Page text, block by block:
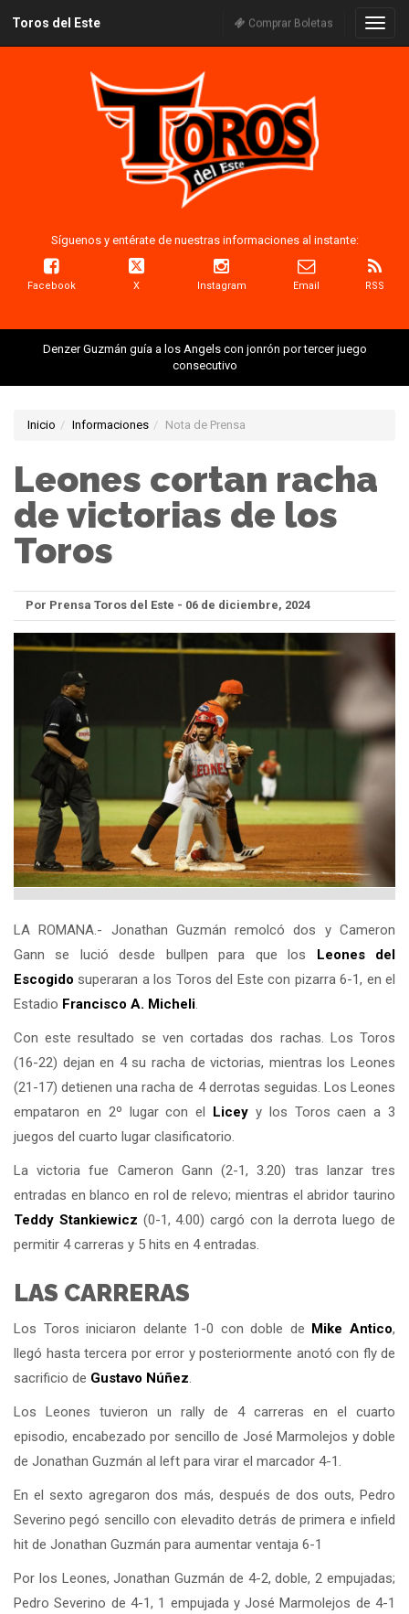
Toros del Este Comprar Boletas
Síguenos y entérate de nuestras informaciones al instante:
Facebook X Instagram Email RSS
Denzer Guzmán guía a los Angels con jonrón por tercer juego
consecutivo
Inicio Informaciones Nota de Prensa
Leones cortan racha
de victorias de los
Toros
Por Prensa Toros del Este - 06 de diciembre, 2024
LA ROMANA.- Jonathan Guzmán remolcó dos y Cameron
Gann se lució desde bullpen para que los
Leones del
Escogido superaran a los Toros del Este con pizarra 6-1, en el
Estadio Francisco A. Micheli.
Con este resultado se ven cortadas dos rachas. Los Toros
(16-22) dejan en 4 su racha de victorias, mientras los Leones
(21-17) detienen una racha de 4 derrotas seguidas. Los Leones
empataron en 2º lugar con el
Licey y los Toros caen a 3
juegos del cuarto lugar clasificatorio.
La victoria fue Cameron Gann (2-1, 3.20) tras lanzar tres
entradas en blanco en rol de relevo; mientras el abridor taurino
Teddy Stankiewicz (0-1, 4.00) cargó con la derrota luego de
permitir 4 carreras y 5 hits en 4 entradas.
LAS CARRERAS
Los Toros iniciaron delante 1-0 con doble de Mike Antico,
llegó hasta tercera por error y posteriormente anotó con fly de
sacrificio de Gustavo Núñez.
Los Leones tuvieron un rally de 4 carreras en el cuarto
episodio, encabezado por sencillo de José Marmolejos y doble
de Jonathan Guzmán al left para virar el marcador 4-1.
En el sexto agregaron dos más, después de dos outs, Pedro
Severino pegó sencillo con elevadito detrás de primera e infield
hit de Jonathan Guzmán para aumentar ventaja 6-1
Por los Leones, Jonathan Guzmán de 4-2, doble, 2 empujadas;
Pedro Severino de 4-1, 1 empujada y José Marmolejos de 4-1